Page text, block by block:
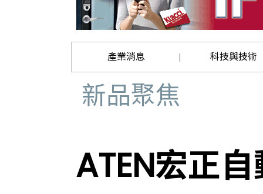
產業消息 | 科技與技術
新品聚焦
ATEN宏正